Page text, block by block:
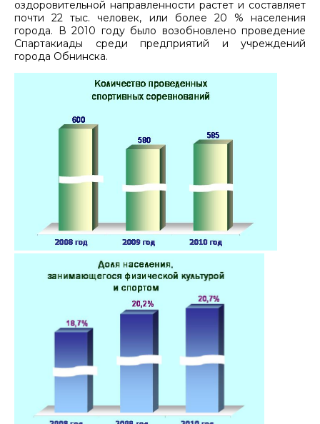
оздоровительной направленности растет и составляет
почти 22 тыс. человек, или более 20 % населения
города. В 2010 году было возобновлено проведение
Спартакиады среди предприятий и учреждений
города Обнинска.